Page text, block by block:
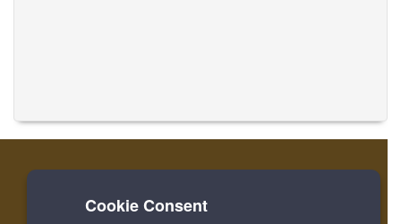
家 登录 寄存器
Cookie Consent